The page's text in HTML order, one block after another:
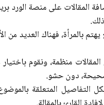
المقالات على منصة الورد
يهتم بالمرأة، فهناك العديد
منظمة، ونقوم
دون حشو.
التفاصيل المتعلقة